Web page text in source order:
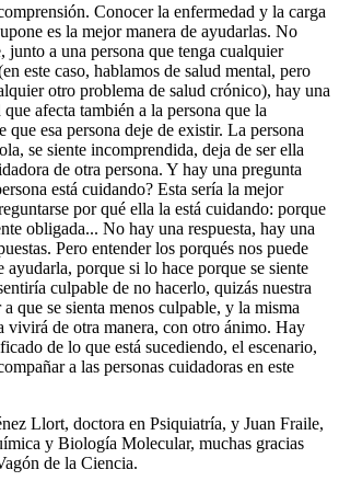
Conocer la enfermedad y la carga
es la mejor manera de ayudarlas. No
junto a una persona que tenga cualquier
este caso, hablamos de salud mental, pero
otro problema de salud crónico), hay una
afecta también a la persona que la
que esa persona deje de existir. La persona
se siente incomprendida, deja de ser ella
de otra persona. Y hay una pregunta
está cuidando? Esta sería la mejor
por qué ella la está cuidando: porque
obligada... No hay una respuesta, hay una
Pero entender los porqués nos puede
ayudarla, porque si lo hace porque se siente
culpable de no hacerlo, quizás nuestra
que se sienta menos culpable, y la misma
vivirá de otra manera, con otro ánimo. Hay
de lo que está sucediendo, el escenario,
a las personas cuidadoras en este
Llort, doctora en Psiquiatría, y Juan Fraile,
y Biología Molecular, muchas gracias
de la Ciencia.